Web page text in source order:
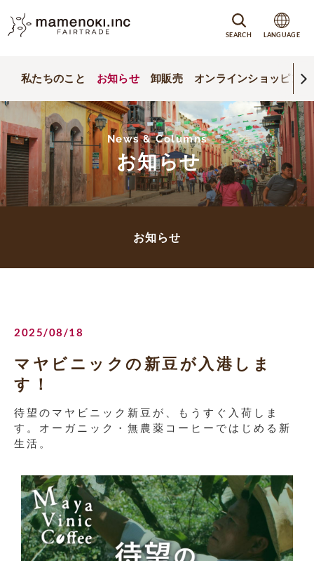
SEARCH LANGUAGE
私たちのこと お知らせ 卸販売 オンラインショッピング
News & Columns
お知らせ
お知らせ
2025/08/18
マヤビニックの新豆が入港しま
す！
待望のマヤビニック新豆が、もうすぐ入荷しま
す。オーガニック・無農薬コーヒーではじめる新
生活。